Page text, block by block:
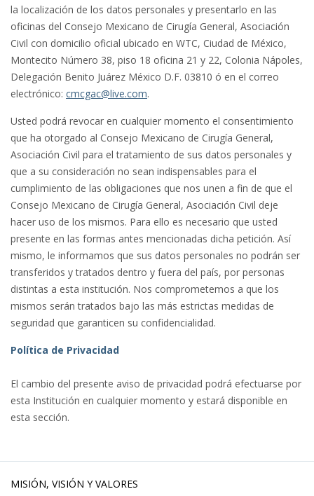
la localización de los datos personales y presentarlo en las
oficinas del Consejo Mexicano de Cirugía General, Asociación
Civil con domicilio oficial ubicado en WTC, Ciudad de México,
Montecito Número 38, piso 18 oficina 21 y 22, Colonia Nápoles,
Delegación Benito Juárez México D.F. 03810 ó en el correo
electrónico: cmcgac@live.com.
Usted podrá revocar en cualquier momento el consentimiento
que ha otorgado al Consejo Mexicano de Cirugía General,
Asociación Civil para el tratamiento de sus datos personales y
que a su consideración no sean indispensables para el
cumplimiento de las obligaciones que nos unen a fin de que el
Consejo Mexicano de Cirugía General, Asociación Civil deje
hacer uso de los mismos. Para ello es necesario que usted
presente en las formas antes mencionadas dicha petición. Así
mismo, le informamos que sus datos personales no podrán ser
transferidos y tratados dentro y fuera del país, por personas
distintas a esta institución. Nos comprometemos a que los
mismos serán tratados bajo las más estrictas medidas de
seguridad que garanticen su confidencialidad.
Política de Privacidad
El cambio del presente aviso de privacidad podrá efectuarse por
esta Institución en cualquier momento y estará disponible en
esta sección.
MISIÓN, VISIÓN Y VALORES